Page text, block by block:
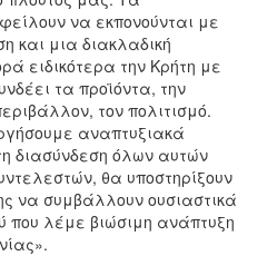
να εκπονούνται με
και μια διακλαδική
ειδικότερα την Κρήτη με
τα προϊόντα, την
τον πολιτισμό.
αναπτυξιακά
διασύνδεση όλων αυτών
θα υποστηρίξουν
να συμβάλλουν ουσιαστικά
που λέμε βιώσιμη ανάπτυξη